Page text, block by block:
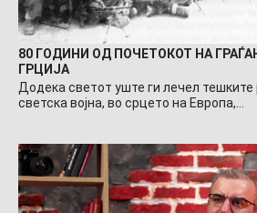
80 ГОДИНИ ОД ПОЧЕТОКОТ НА
ГРЦИЈА
Додека светот уште ги лечел
светска војна, во срцето на Европа,…